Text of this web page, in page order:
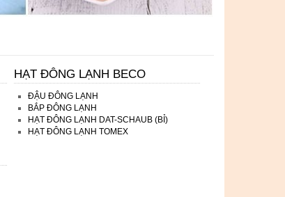
HẠT ĐÔNG LẠNH BECO
ĐẬU ĐÔNG LẠNH
BẮP ĐÔNG LẠNH
HẠT ĐÔNG LẠNH DAT-SCHAUB (BỈ)
HẠT ĐÔNG LẠNH TOMEX